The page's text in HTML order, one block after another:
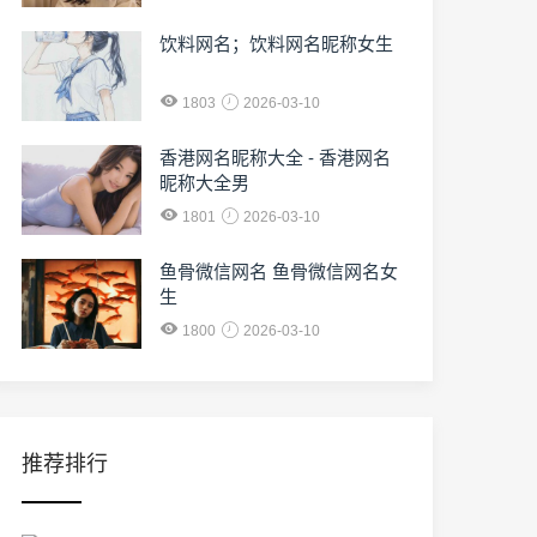
饮料网名；饮料网名昵称女生
1803 2026-03-10
香港网名昵称大全 - 香港网名
昵称大全男
1801 2026-03-10
鱼骨微信网名 鱼骨微信网名女
生
1800 2026-03-10
推荐排行